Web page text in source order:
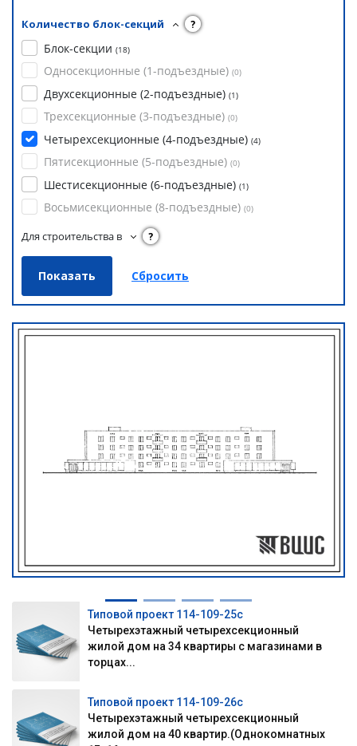
Количество блок-секций ?
Блок-секции (18)
Односекционные (1-подъездные) (0)
Двухсекционные (2-подъездные) (1)
Трехсекционные (3-подъездные) (0)
Четырехсекционные (4-подъездные) (4)
Пятисекционные (5-подъездные) (0)
Шестисекционные (6-подъездные) (1)
Восьмисекционные (8-подъездные) (0)
Для строительства в ?
Типовой проект 114-109-25с
Четырехэтажный четырехсекционный
жилой дом на 34 квартиры с магазинами в
торцах...
Типовой проект 114-109-26с
Четырехэтажный четырехсекционный
жилой дом на 40 квартир.(Однокомнатных